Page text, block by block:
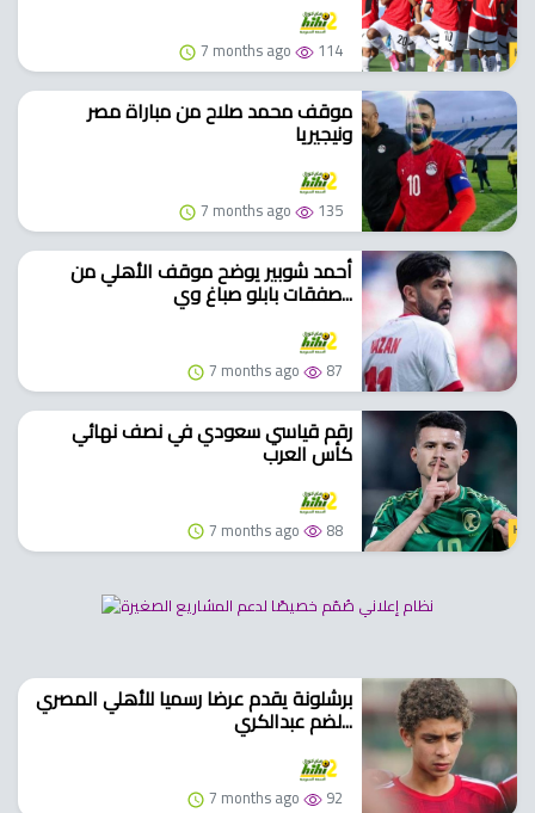
7 months ago 114
موقف محمد صلاح من مباراة مصر
ونيجيريا
7 months ago 135
أحمد شوبير يوضح موقف الأهلي من
صفقات بابلو صباغ وي...
7 months ago 87
رقم قياسي سعودي في نصف نهائي
كأس العرب
7 months ago 88
برشلونة يقدم عرضا رسميا للأهلي المصري
لضم عبدالكري...
7 months ago 92